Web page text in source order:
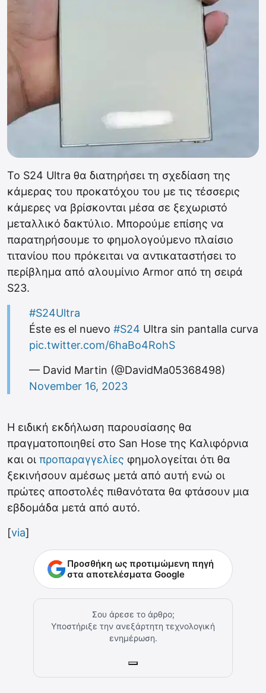
Το S24 Ultra θα διατηρήσει τη σχεδίαση της
κάμερας του προκατόχου του με τις τέσσερις
κάμερες να βρίσκονται μέσα σε ξεχωριστό
μεταλλικό δακτύλιο. Μπορούμε επίσης να
παρατηρήσουμε το φημολογούμενο πλαίσιο
τιτανίου που πρόκειται να αντικαταστήσει το
περίβλημα από αλουμίνιο Armor από τη σειρά
S23.
#S24Ultra
Éste es el nuevo #S24 Ultra sin pantalla curva
pic.twitter.com/6haBo4RohS
— David Martin (@DavidMa05368498)
November 16, 2023
Η ειδική εκδήλωση παρουσίασης θα
πραγματοποιηθεί στο San Hose της Καλιφόρνια
και οι προπαραγγελίες φημολογείται ότι θα
ξεκινήσουν αμέσως μετά από αυτή ενώ οι
πρώτες αποστολές πιθανότατα θα φτάσουν μια
εβδομάδα μετά από αυτό.
[via]
Προσθήκη ως προτιμώμενη πηγή
στα αποτελέσματα Google
Σου άρεσε το άρθρο;
Υποστήριξε την ανεξάρτητη τεχνολογική
ενημέρωση.